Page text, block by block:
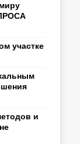
участке
и